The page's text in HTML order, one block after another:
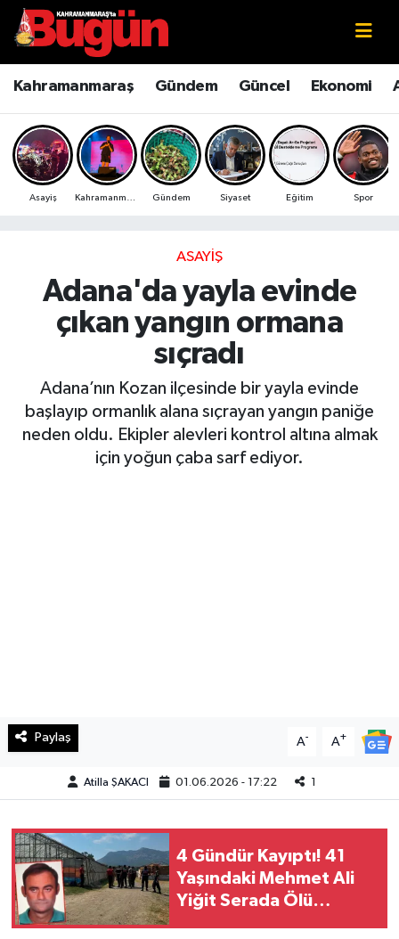
Kahramanmaraş Gündem Güncel Ekonomi
Asayiş Gündem Siyaset Eğitim Spor
ASAYIŞ
Adana'da yayla evinde
çıkan yangın ormana
sıçradı
Adana’nın Kozan ilçesinde bir yayla evinde
başlayıp ormanlık alana sıçrayan yangın paniğe
neden oldu. Ekipler alevleri kontrol altına almak
için yoğun çaba sarf ediyor.
Paylaş A- A+
Atilla ŞAKACI 01.06.2026 - 17:22 1
4 Gündür Kayıptı! 41
Yaşındaki Mehmet Ali
Yiğit Serada Ölü
Kahramanmaraş
Kahramanmaraş Sokak Röportajları
Bilim ve Teknoloji
Çevre
Ekonomi
Genel
Güncel
Haberde İnsan
Spor
Teknoloji
Yaşam
KAHRAMANMARAŞ
Kahramanmaraş Nöbetçi Eczaneler
Kahramanmaraş Hava Durumu
Kahramanmaraş Namaz Vakitleri
Kahramanmaraş Trafik Yoğunluk Haritası
Süper Lig Puan Durumu ve Fikstür
Tüm Manşetler
Son Dakika Haberleri
Haber Arşivi